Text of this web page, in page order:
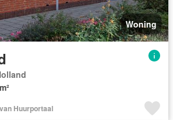
Woning
Huurportaal